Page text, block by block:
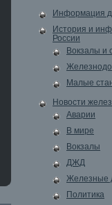
Информация
История и
России
Вокзалы и
Малые
Новости
Аварии
В мире
Вокзалы
ДЖД
Железные
Политика